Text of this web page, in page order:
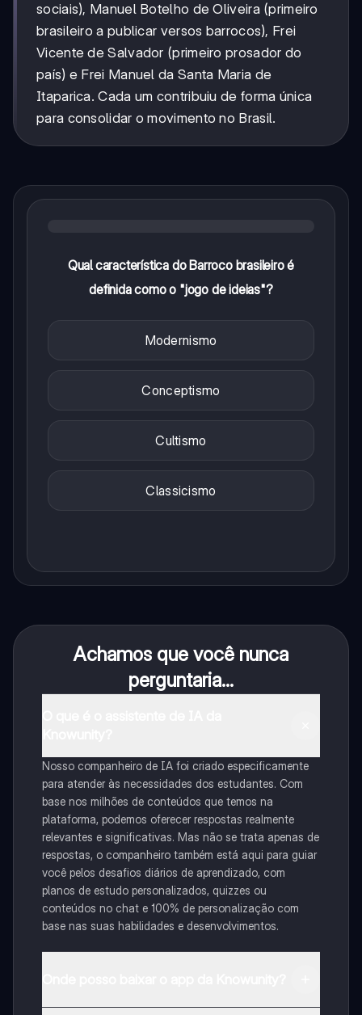
sociais), Manuel Botelho de Oliveira (primeiro
brasileiro a publicar versos barrocos), Frei
Vicente de Salvador (primeiro prosador do
país) e Frei Manuel da Santa Maria de
Itaparica. Cada um contribuiu de forma única
para consolidar o movimento no Brasil.
Qual característica do Barroco brasileiro é
definida como o "jogo de ideias"?
Modernismo
Conceptismo
Cultismo
Classicismo
Achamos que você nunca
perguntaria...
Nosso companheiro de IA foi criado especificamente
para atender às necessidades dos estudantes. Com
base nos milhões de conteúdos que temos na
plataforma, podemos oferecer respostas realmente
relevantes e significativas. Mas não se trata apenas de
respostas, o companheiro também está aqui para guiar
você pelos desafios diários de aprendizado, com
planos de estudo personalizados, quizzes ou
conteúdos no chat e 100% de personalização com
base nas suas habilidades e desenvolvimentos.